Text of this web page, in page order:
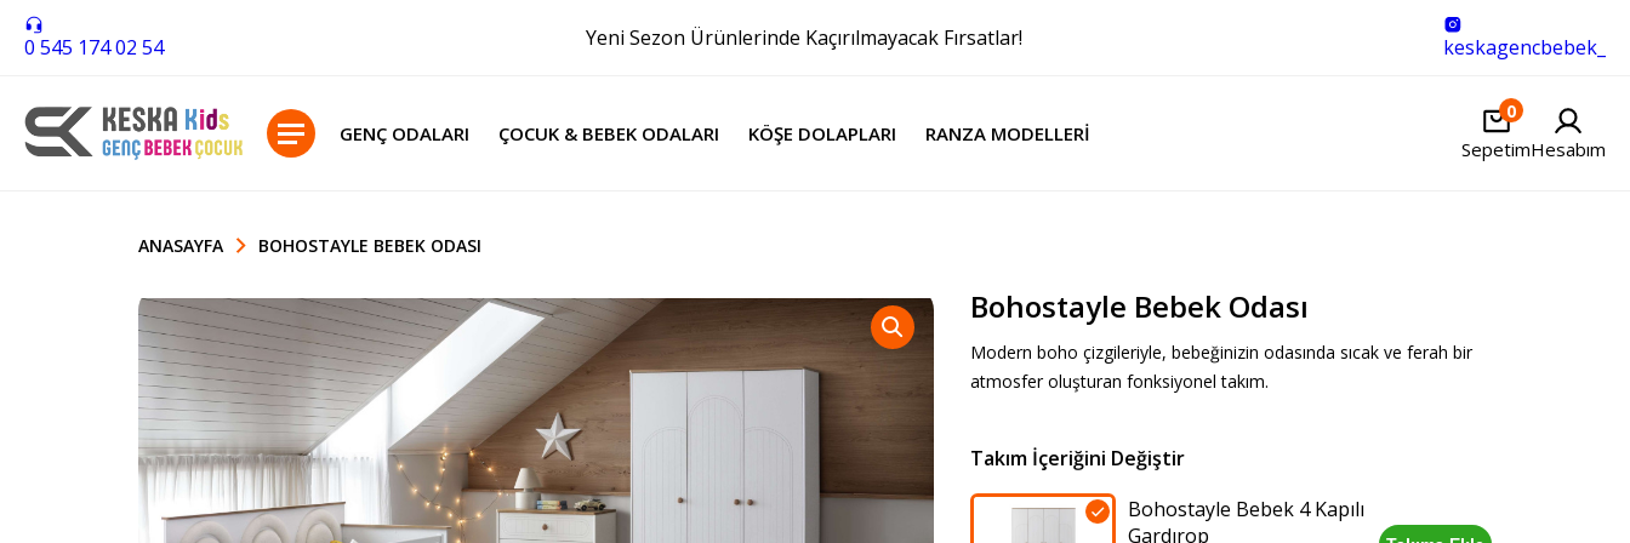
0 545 174 02 54 Yeni Sezon Ürünlerinde Kaçırılmayacak Fırsatlar! keskagencbebek_
GENÇ ODALARI ÇOCUK & BEBEK ODALARI KÖŞE DOLAPLARI RANZA MODELLERI
0
SepetimHesabım
ANASAYFA BOHOSTAYLE BEBEK ODASI
Bohostayle Bebek Odası
Modern boho çizgileriyle, bebeğinizin odasında sıcak ve ferah bir
atmosfer oluşturan fonksiyonel takım.
Bohostayle Bebek 4 Kapılı
Gardırop